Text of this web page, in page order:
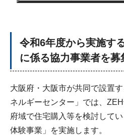
令和6年度から実施す
に係る協力事業者を募
大阪府・大阪市が共同で設置
ネルギーセンター」では、
府域で住宅購入等を検討して
体験事業」を実施します。